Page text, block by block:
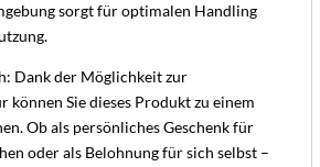
sorgt für optimalen Handling
Dank der Möglichkeit zur
können Sie dieses Produkt zu einem
Ob als persönliches Geschenk für
oder als Belohnung für sich selbst –